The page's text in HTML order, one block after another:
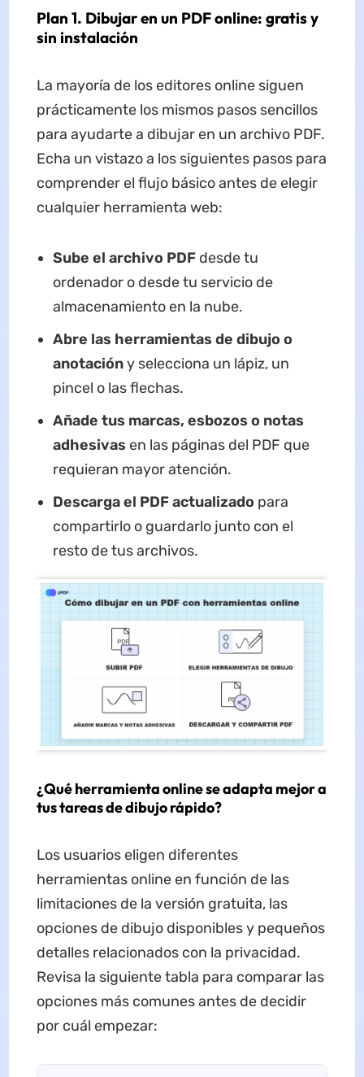
Plan 1. Dibujar en un PDF online: gratis y
sin instalación
La mayoría de los editores online siguen
prácticamente los mismos pasos sencillos
para ayudarte a dibujar en un archivo PDF.
Echa un vistazo a los siguientes pasos para
comprender el flujo básico antes de elegir
cualquier herramienta web:
Sube el archivo PDFdesde tu
ordenador o desde tu servicio de
almacenamiento en la nube.
Abre las herramientas de dibujo o
anotacióny selecciona un lápiz, un
pincel o las flechas.
Añade tus marcas, esbozos o notas
adhesivas en las páginas del PDF que
requieran mayor atención.
Descarga el PDF actualizado para
compartirlo o guardarlo junto con el
resto de tus archivos.
¿Qué herramienta online se adapta mejor a
tus tareas de dibujo rápido?
Los usuarios eligen diferentes
herramientas online en función de las
limitaciones de la versión gratuita, las
opciones de dibujo disponibles y pequeños
detalles relacionados con la privacidad.
Revisa la siguiente tabla para comparar las
opciones más comunes antes de decidir
por cuál empezar: